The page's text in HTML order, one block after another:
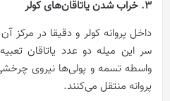
3. خراب شدن یاتاقان‌های کولر
داخل پروانه کولر و دقیقا در مرکز
سر این میله دو عدد یاتاقان‌
واسطه تسمه و پولی‌ها نیروی چرخشی
پروانه منتقل می‌کنند.